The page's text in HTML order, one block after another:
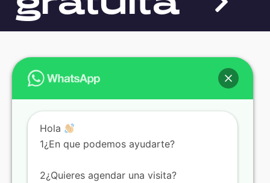
Hola
1¿En que podemos ayudarte?
2¿Quieres agendar una visita?